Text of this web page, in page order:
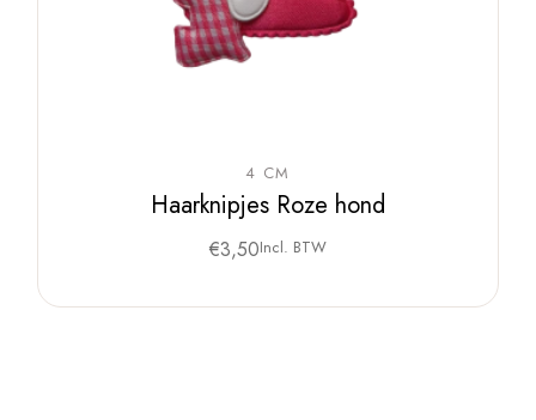
4 CM
Haarknipjes Roze hond
€3,50Incl. BTW